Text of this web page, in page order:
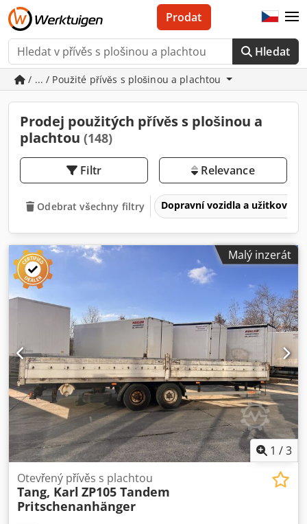
Hledat
Prodat
/ ... / Použité přívěs s plošinou a plachtou
Prodej použitých přívěs s plošinou a
plachtou (148)
Filtr Relevance
Odebrat všechny filtry Dopravní vozidla a užitková
Malý inzerát
1 /3
Otevřený přívěs s plachtou
Tang, Karl ZP105 Tandem
Pritschenanhänger